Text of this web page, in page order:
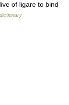
of ligare to bind